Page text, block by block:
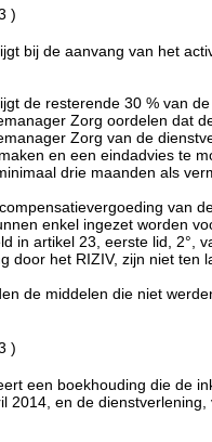
)
bij de aanvang van het
de resterende 30 % van
Zorg oordelen dat
Zorg van de
en een eindadvies te
drie maanden als
van
enkel ingezet worden
in artikel 23, eerste lid, 2°,
door het RIZIV, zijn niet ten
de middelen die niet
)
een boekhouding die de
2014, en de